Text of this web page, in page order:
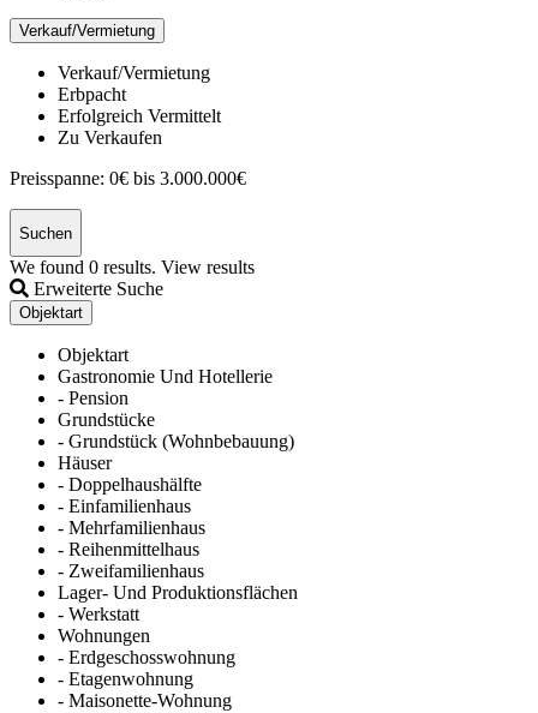
Verkauf/Vermietung
Verkauf/Vermietung
Erbpacht
Erfolgreich Vermittelt
Zu Verkaufen
Preisspanne: 0€ bis 3.000.000€
Suchen
We found 0 results. View results
Erweiterte Suche
Objektart
Objektart
Gastronomie Und Hotellerie
- Pension
Grundstücke
- Grundstück (Wohnbebauung)
Häuser
- Doppelhaushälfte
- Einfamilienhaus
- Mehrfamilienhaus
- Reihenmittelhaus
- Zweifamilienhaus
Lager- Und Produktionsflächen
- Werkstatt
Wohnungen
- Erdgeschosswohnung
- Etagenwohnung
- Maisonette-Wohnung